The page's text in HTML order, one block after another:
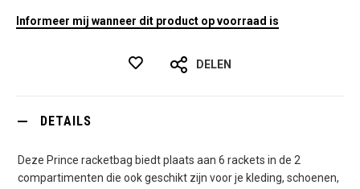
Informeer mij wanneer dit product op voorraad is
DELEN
DETAILS
Deze Prince racketbag biedt plaats aan 6 rackets in de 2
compartimenten die ook geschikt zijn voor je kleding, schoenen,